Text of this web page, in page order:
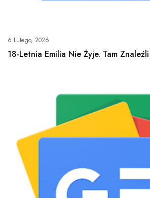
6 Lutego, 2026
18-Letnia Emilia Nie Żyje. Tam